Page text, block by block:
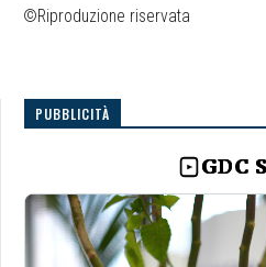
©Riproduzione riservata
PUBBLICITÀ
GDC